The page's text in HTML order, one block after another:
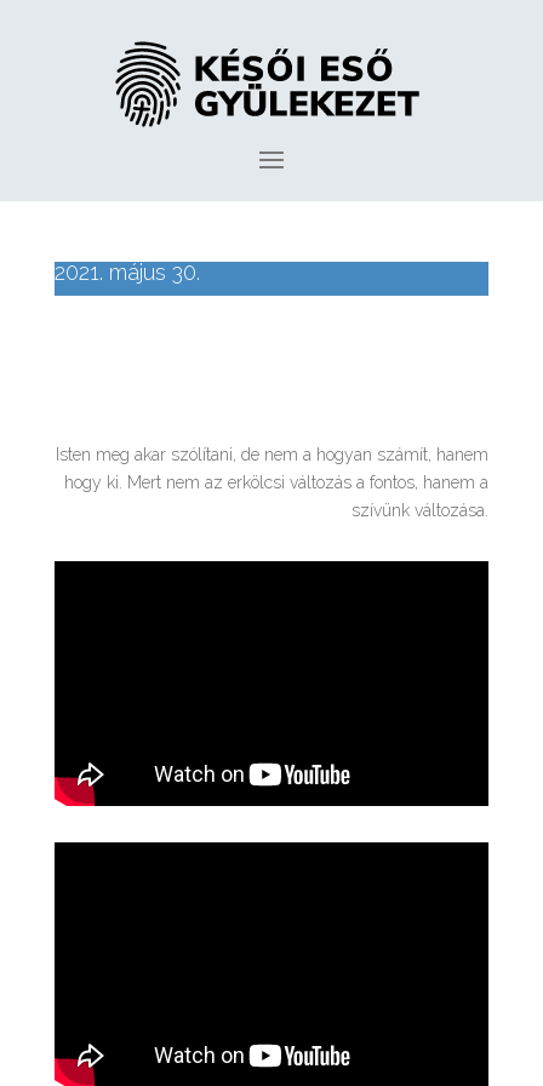
2021. május 30.
Isten meg akar szólítani, de nem a hogyan számít, hanem
hogy ki. Mert nem az erkölcsi változás a fontos, hanem a
szívünk változása.